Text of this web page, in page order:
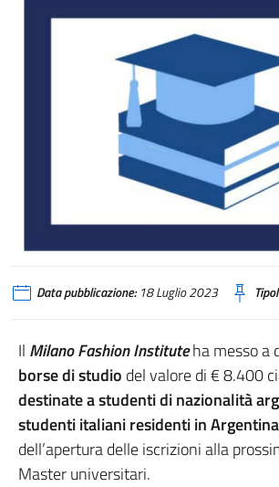
Data pubblicazione:18 Luglio 2023
Il Milano Fashion Instituteha messo a
borse di studio del valore di € 8.400
destinate a studenti di nazionalità
studenti italiani residenti in Argentina
dell’apertura delle iscrizioni alla
Master universitari.